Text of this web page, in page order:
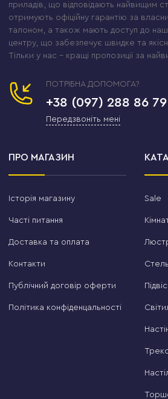
приладів, що відповідають найвищим
отримують офіційну гарантію за
талоном, а також мають доступ до
центру, що забезпечує швидке та
Тільки у нас – кращі пропозиції за
ПОТРІБНА ДОПОМОГА?
+38 (097) 288 86 79
Передзвоніть мені
ПРО МАГАЗИН
Історія магазину
Часті питання
Доставка та оплата
Контакти
Публічний договір оферти
Політика конфіденцальності
Sale